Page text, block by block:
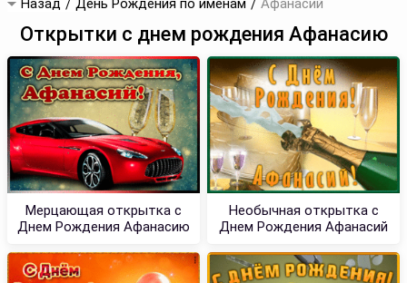
Назад День Рождения по именам Афанасий
Открытки с днем рождения Афанасию
Мерцающая открытка с
Днем Рождения Афанасию
Необычная открытка с
Днем Рождения Афанасий